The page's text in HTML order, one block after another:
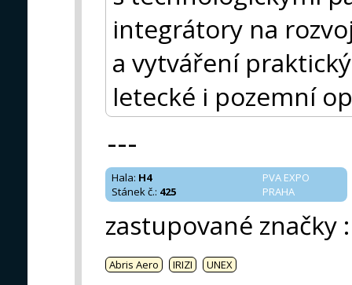
integrátory na
a vytváření
letecké i pozemní
---
PVA EXPO
PRAHA
Hala: H4
Stánek č.: 425
zastupované značky :
Abris Aero IRIZI UNEX